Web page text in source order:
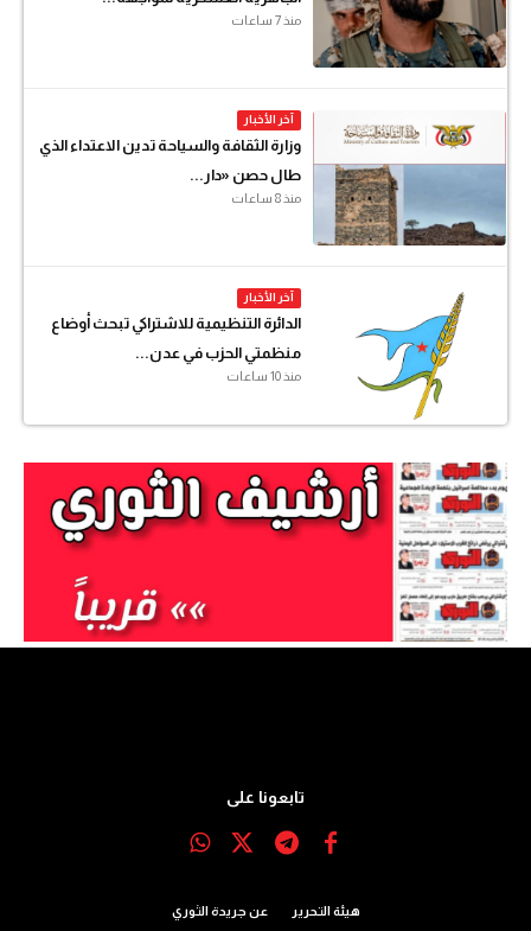
منذ 7 ساعات
آخر الأخبار
وزارة الثقافة والسياحة تدين الاعتداء الذي
طال حصن «دار...
منذ 8 ساعات
آخر الأخبار
الدائرة التنظيمية للاشتراكي تبحث أوضاع
منظمتي الحزب في عدن...
منذ 10 ساعات
تابعونا على
هيئة التحرير عن جريدة الثوري